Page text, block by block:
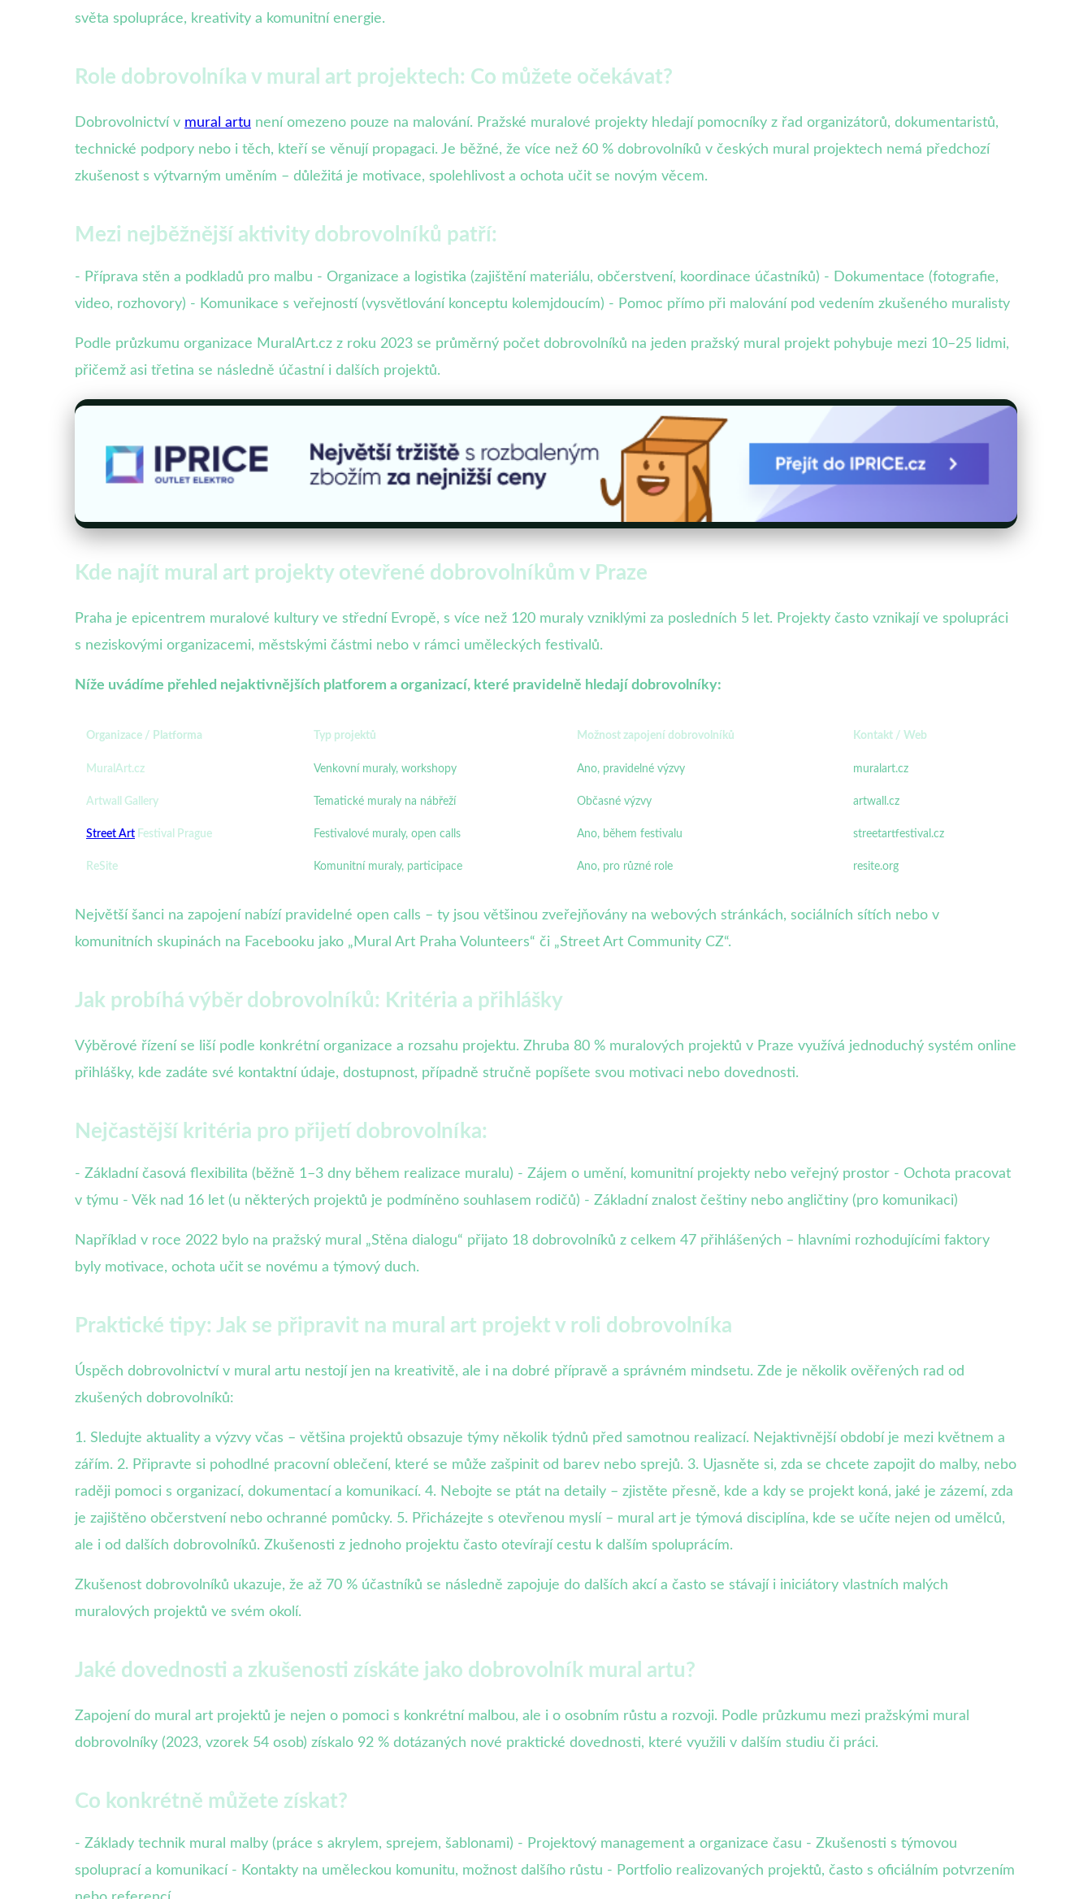
světa spolupráce, kreativity a komunitní energie.
Role dobrovolníka v mural art projektech: Co můžete očekávat?
Dobrovolnictví v mural artu není omezeno pouze na malování. Pražské muralové projekty hledají pomocníky z řad organizátorů, dokumentaristů,
technické podpory nebo i těch, kteří se věnují propagaci. Je běžné, že více než 60 % dobrovolníků v českých mural projektech nemá předchozí
zkušenost s výtvarným uměním – důležitá je motivace, spolehlivost a ochota učit se novým věcem.
Mezi nejběžnější aktivity dobrovolníků patří:
- Příprava stěn a podkladů pro malbu - Organizace a logistika (zajištění materiálu, občerstvení, koordinace účastníků) - Dokumentace (fotografie,
video, rozhovory) - Komunikace s veřejností (vysvětlování konceptu kolemjdoucím) - Pomoc přímo při malování pod vedením zkušeného muralisty
Podle průzkumu organizace MuralArt.cz z roku 2023 se průměrný počet dobrovolníků na jeden pražský mural projekt pohybuje mezi 10–25 lidmi,
přičemž asi třetina se následně účastní i dalších projektů.
Kde najít mural art projekty otevřené dobrovolníkům v Praze
Praha je epicentrem muralové kultury ve střední Evropě, s více než 120 muraly vzniklými za posledních 5 let. Projekty často vznikají ve spolupráci
s neziskovými organizacemi, městskými částmi nebo v rámci uměleckých festivalů.
Níže uvádíme přehled nejaktivnějších platforem a organizací, které pravidelně hledají dobrovolníky:
Organizace / Platforma Typ projektů Možnost zapojení dobrovolníků Kontakt / Web
MuralArt.cz Venkovní muraly, workshopy Ano, pravidelné výzvy muralart.cz
Artwall Gallery Tematické muraly na nábřeží Občasné výzvy artwall.cz
Street Art Festival Prague Festivalové muraly, open calls Ano, během festivalu streetartfestival.cz
ReSite Komunitní muraly, participace Ano, pro různé role resite.org
Největší šanci na zapojení nabízí pravidelné open calls – ty jsou většinou zveřejňovány na webových stránkách, sociálních sítích nebo v
komunitních skupinách na Facebooku jako „Mural Art Praha Volunteers“ či „Street Art Community CZ“.
Jak probíhá výběr dobrovolníků: Kritéria a přihlášky
Výběrové řízení se liší podle konkrétní organizace a rozsahu projektu. Zhruba 80 % muralových projektů v Praze využívá jednoduchý systém online
přihlášky, kde zadáte své kontaktní údaje, dostupnost, případně stručně popíšete svou motivaci nebo dovednosti.
Nejčastější kritéria pro přijetí dobrovolníka:
- Základní časová flexibilita (běžně 1–3 dny během realizace muralu) - Zájem o umění, komunitní projekty nebo veřejný prostor - Ochota pracovat
v týmu - Věk nad 16 let (u některých projektů je podmíněno souhlasem rodičů) - Základní znalost češtiny nebo angličtiny (pro komunikaci)
Například v roce 2022 bylo na pražský mural „Stěna dialogu“ přijato 18 dobrovolníků z celkem 47 přihlášených – hlavními rozhodujícími faktory
byly motivace, ochota učit se novému a týmový duch.
Praktické tipy: Jak se připravit na mural art projekt v roli dobrovolníka
Úspěch dobrovolnictví v mural artu nestojí jen na kreativitě, ale i na dobré přípravě a správném mindsetu. Zde je několik ověřených rad od
zkušených dobrovolníků:
1. Sledujte aktuality a výzvy včas – většina projektů obsazuje týmy několik týdnů před samotnou realizací. Nejaktivnější období je mezi květnem a
zářím. 2. Připravte si pohodlné pracovní oblečení, které se může zašpinit od barev nebo sprejů. 3. Ujasněte si, zda se chcete zapojit do malby, nebo
raději pomoci s organizací, dokumentací a komunikací. 4. Nebojte se ptát na detaily – zjistěte přesně, kde a kdy se projekt koná, jaké je zázemí, zda
je zajištěno občerstvení nebo ochranné pomůcky. 5. Přicházejte s otevřenou myslí – mural art je týmová disciplína, kde se učíte nejen od umělců,
ale i od dalších dobrovolníků. Zkušenosti z jednoho projektu často otevírají cestu k dalším spoluprácím.
Zkušenost dobrovolníků ukazuje, že až 70 % účastníků se následně zapojuje do dalších akcí a často se stávají i iniciátory vlastních malých
muralových projektů ve svém okolí.
Jaké dovednosti a zkušenosti získáte jako dobrovolník mural artu?
Zapojení do mural art projektů je nejen o pomoci s konkrétní malbou, ale i o osobním růstu a rozvoji. Podle průzkumu mezi pražskými mural
dobrovolníky (2023, vzorek 54 osob) získalo 92 % dotázaných nové praktické dovednosti, které využili v dalším studiu či práci.
Co konkrétně můžete získat?
- Základy technik mural malby (práce s akrylem, sprejem, šablonami) - Projektový management a organizace času - Zkušenosti s týmovou
spoluprací a komunikací - Kontakty na uměleckou komunitu, možnost dalšího růstu - Portfolio realizovaných projektů, často s oficiálním potvrzením